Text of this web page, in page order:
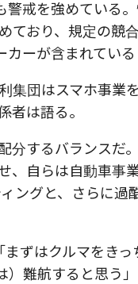
戒を強めている
ており、規定の競
ーが含まれている
団はスマホ事業
者は語る。
するバランスだ
、自らは自動車事
ングと、さらに
ずはクルマをき
難航すると思う